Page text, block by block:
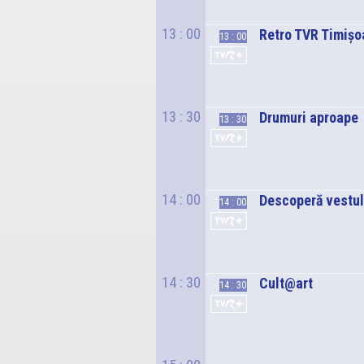
13 : 00 13 : 00 Retro TVR
13 : 30 13 : 30 Drumuri aproape
14: 00 14 : 00 Descoperă vestul
14: 30 14 : 30 Cult@art